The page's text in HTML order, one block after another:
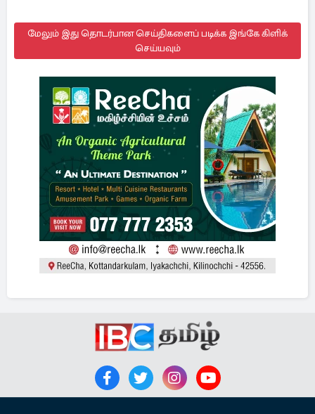
மேலும் இது தொடர்பான செய்திகளைப் படிக்க இங்கே கிளிக்
செய்யவும்